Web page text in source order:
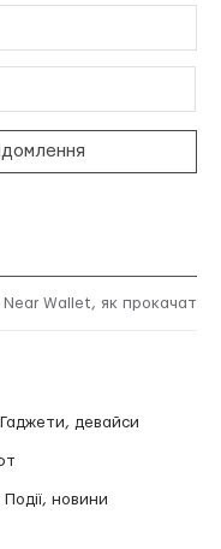
Wallet, як
Гаджети, девайси
Події, новини